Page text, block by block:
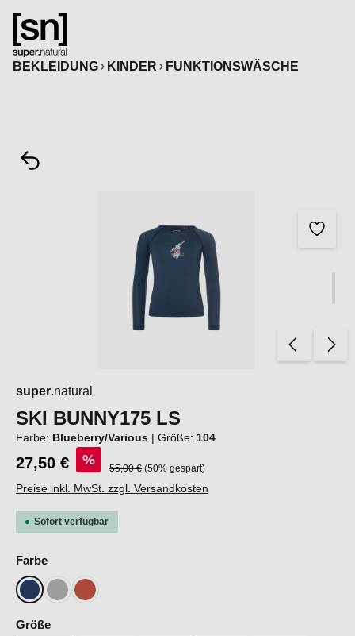
springen
BEKLEIDUNG KINDER FUNKTIONSWÄSCHE
super.natural
SKI BUNNY175 LS
Farbe: Blueberry/Various | Größe: 104
27,50 € % Regulärer Preis:
55,00 € (50% gespart)
Preise inkl. MwSt. zzgl. Versandkosten
Sofort verfügbar
Farbeauswählen
Blueberry/Various
Cashmere Grey Melange/Various
Chilli/Various
Größeauswählen